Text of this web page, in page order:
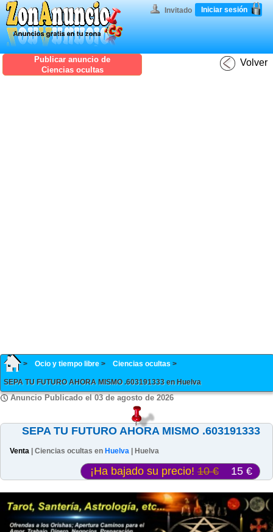
Invitado Iniciar sesión
Publicar anuncio de
Ciencias ocultas
Volver
Ocio y tiempo libre Ciencias ocultas
SEPA TU FUTURO AHORA MISMO .603191333 en Huelva
Anuncio Publicado el 03 de agosto de 2026
SEPA TU FUTURO AHORA MISMO .603191333
Venta | Ciencias ocultas en Huelva | Huelva
¡Ha bajado su precio! 10 € 15 €